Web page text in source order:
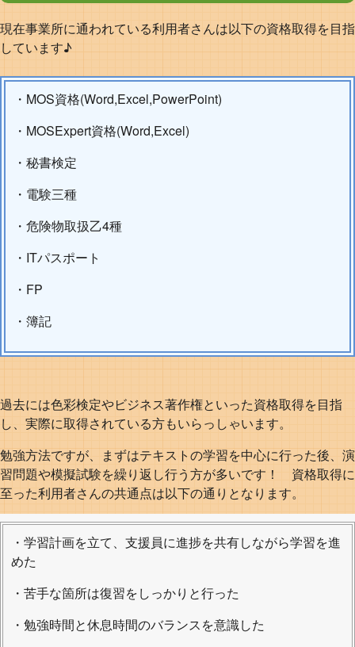
現在事業所に通われている利用者さんは以下の資格取得を目指
しています♪
・MOS資格(Word,Excel,PowerPoint)
・MOSExpert資格(Word,Excel)
・秘書検定
・電験三種
・危険物取扱乙4種
・ITパスポート
・FP
・簿記
過去には色彩検定やビジネス著作権といった資格取得を目指
し、実際に取得されている方もいらっしゃいます。
勉強方法ですが、まずはテキストの学習を中心に行った後、演
習問題や模擬試験を繰り返し行う方が多いです！ 資格取得に
至った利用者さんの共通点は以下の通りとなります。
・学習計画を立て、支援員に進捗を共有しながら学習を進
めた
・苦手な箇所は復習をしっかりと行った
・勉強時間と休息時間のバランスを意識した